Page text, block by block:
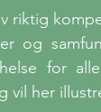
riktig
og
for
vil her